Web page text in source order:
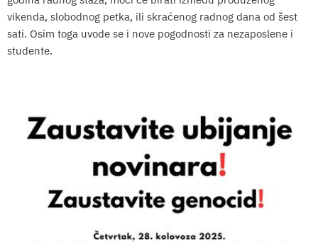
vikenda, slobodnog petka, ili skraćenog radnog dana od šest
sati. Osim toga uvode se i nove pogodnosti za nezaposlene i
studente.